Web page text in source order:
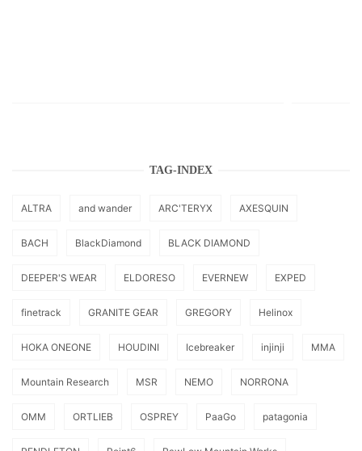
TAG-INDEX
ALTRA and wander ARC'TERYX AXESQUIN
BACH BlackDiamond BLACK DIAMOND
DEEPER'S WEAR ELDORESO EVERNEW EXPED
finetrack GRANITE GEAR GREGORY Helinox
HOKA ONEONE HOUDINI Icebreaker injinji MMA
Mountain Research MSR NEMO NORRONA
OMM ORTLIEB OSPREY PaaGo patagonia